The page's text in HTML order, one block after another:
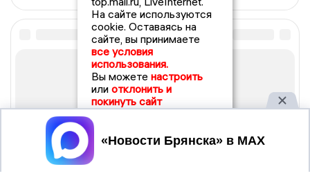
На сайте используются
cookie. Оставаясь на
сайте, вы принимаете
все условия
использования.
Вы можете настроить
или отклонить и
покинуть сайт
Принять